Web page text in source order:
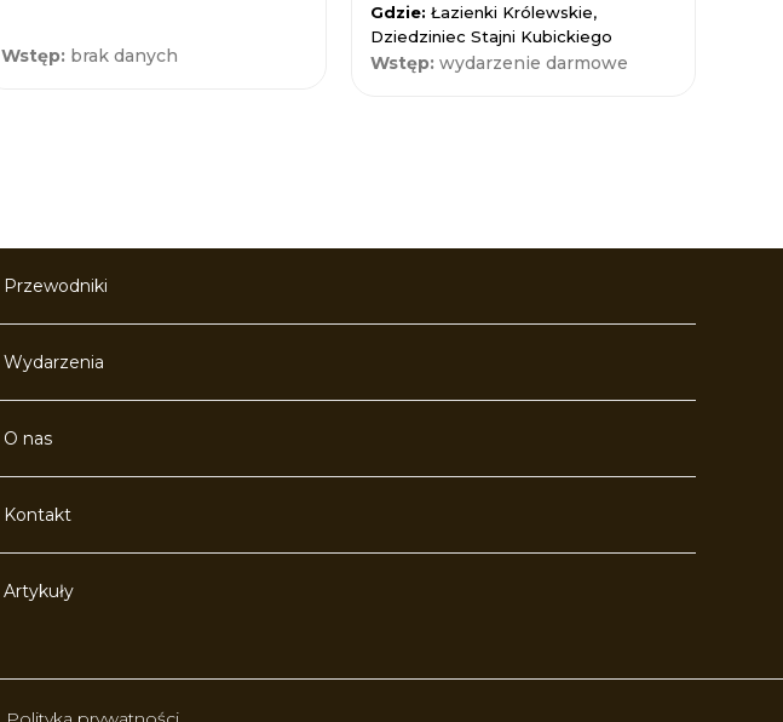
Wstęp: brak danych
Gdzie: Łazienki Królewskie,
Dziedziniec Stajni Kubickiego
Wstęp: wydarzenie darmowe
Przewodniki
Wydarzenia
O nas
Kontakt
Artykuły